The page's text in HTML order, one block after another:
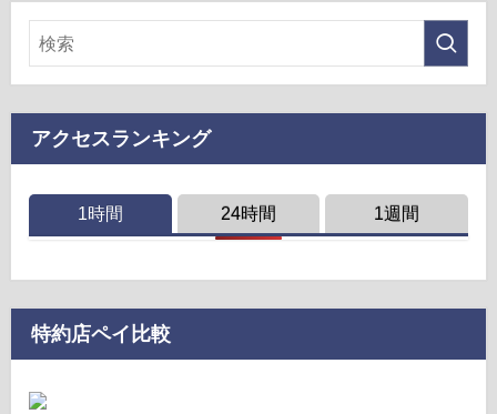
アクセスランキング
1時間 24時間 1週間
特約店ペイ比較